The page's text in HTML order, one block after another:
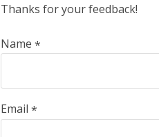
Thanks for your feedback!
Name *
Email *